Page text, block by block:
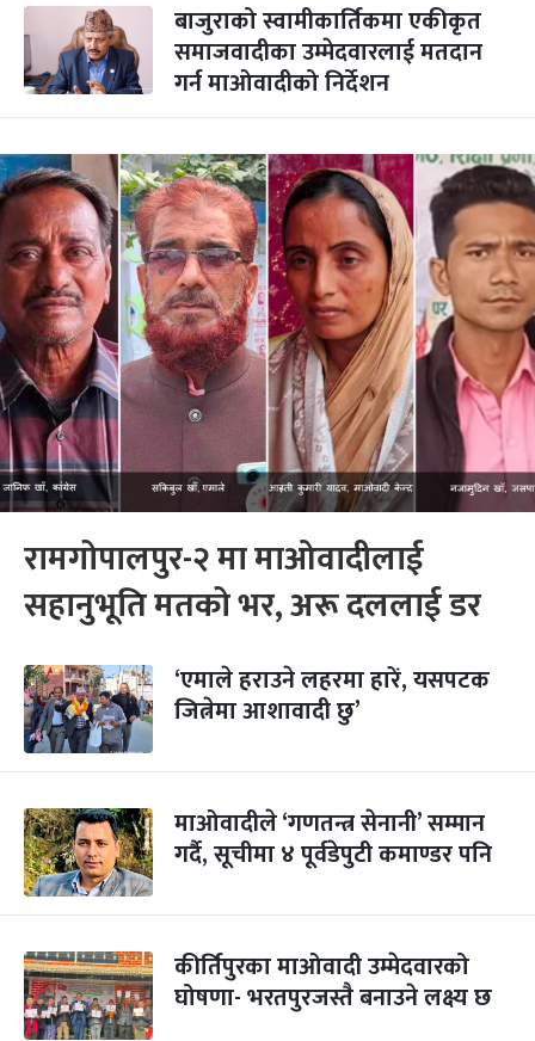
बाजुराको स्वामीकार्तिकमा एकीकृत
समाजवादीका उम्मेदवारलाई मतदान
गर्न माओवादीको निर्देशन
रामगोपालपुर-२ मा माओवादीलाई
सहानुभूति मतको भर, अरू दललाई डर
‘एमाले हराउने लहरमा हारें, यसपटक
जित्नेमा आशावादी छु’
माओवादीले ‘गणतन्त्र सेनानी’ सम्मान
गर्दै, सूचीमा ४ पूर्वडेपुटी कमाण्डर पनि
कीर्तिपुरका माओवादी उम्मेदवारको
घोषणा- भरतपुरजस्तै बनाउने लक्ष्य छ